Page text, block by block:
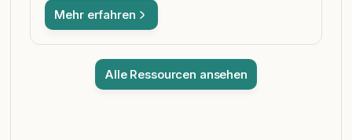
Mehr erfahren
Alle Ressourcen ansehen